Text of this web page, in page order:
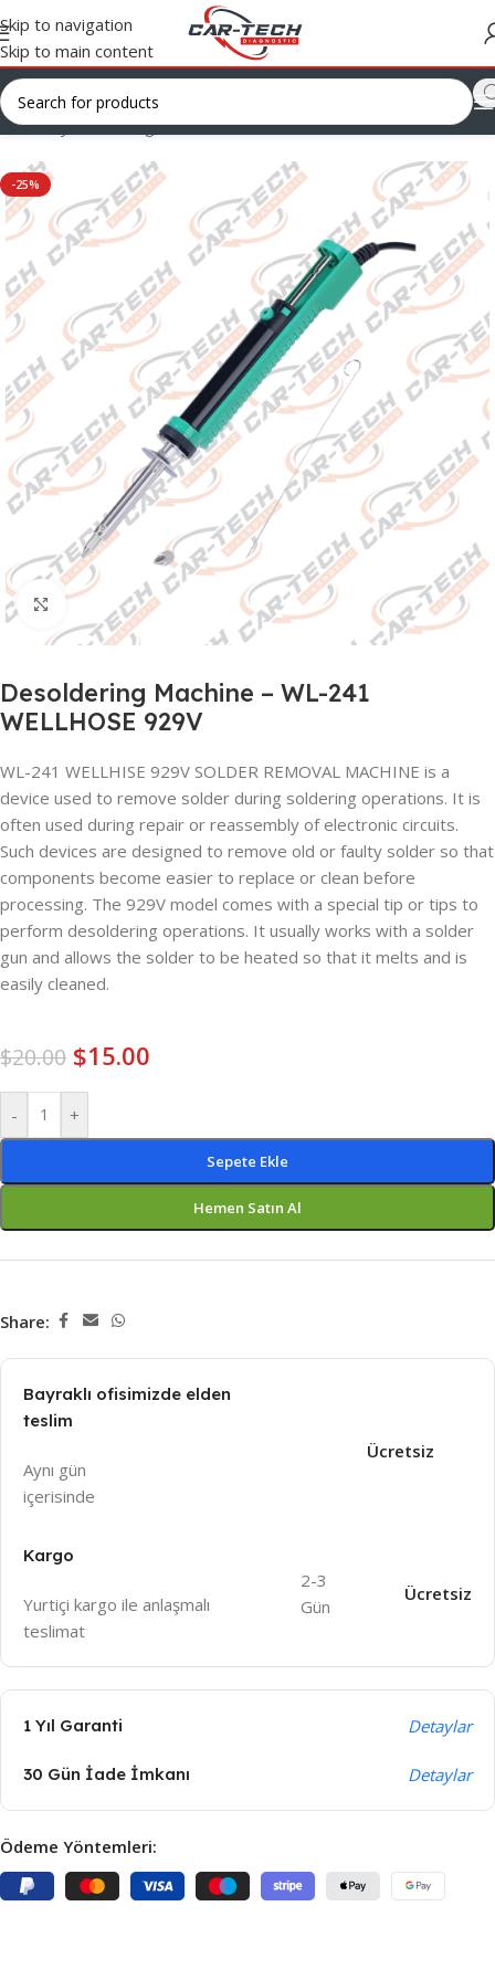
Skip to navigation
Skip to main content
Ana Sayfa/Uncategorized
-25%
Click to enlarge
Desoldering Machine – WL-241
WELLHOSE 929V
WL-241 WELLHISE 929V SOLDER REMOVAL MACHINE is a
device used to remove solder during soldering operations. It is
often used during repair or reassembly of electronic circuits.
Such devices are designed to remove old or faulty solder so that
components become easier to replace or clean before
processing. The 929V model comes with a special tip or tips to
perform desoldering operations. It usually works with a solder
gun and allows the solder to be heated so that it melts and is
easily cleaned.
$20.00 $15.00
- +
Sepete Ekle
Hemen Satın Al
Share:
Bayraklı ofisimizde elden
teslim
Aynı gün
içerisinde
Ücretsiz
Kargo
Yurtiçi kargo ile anlaşmalı
teslimat
2-3
Gün
Ücretsiz
1 Yıl Garanti Detaylar
30 Gün İade İmkanı Detaylar
Ödeme Yöntemleri: